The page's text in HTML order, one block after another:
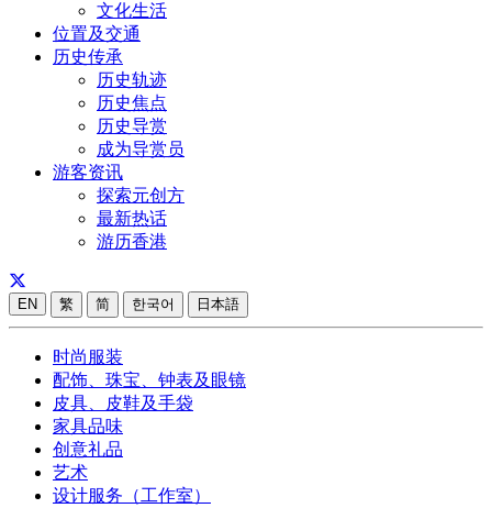
文化生活
位置及交通
历史传承
历史轨迹
历史焦点
历史导赏
成为导赏员
游客资讯
探索元创方
最新热话
游历香港
EN 繁 简 한국어 日本語
时尚服装
配饰、珠宝、钟表及眼镜
皮具、皮鞋及手袋
家具品味
创意礼品
艺术
设计服务（工作室）